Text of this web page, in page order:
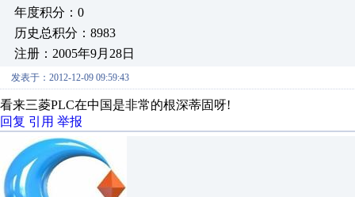
年度积分：0
历史总积分：8983
注册：2005年9月28日
发表于：2012-12-09 09:59:43
看来三菱PLC在中国是非常的根深蒂固呀!
回复 引用 举报